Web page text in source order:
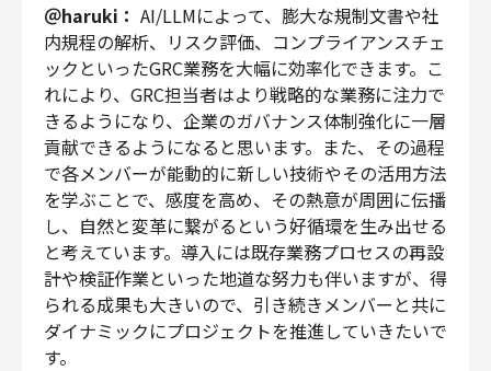
＠haruki： AI/LLMによって、膨大な規制文書や社
内規程の解析、リスク評価、コンプライアンスチェ
ックといったGRC業務を大幅に効率化できます。こ
れにより、GRC担当者はより戦略的な業務に注力で
きるようになり、企業のガバナンス体制強化に一層
貢献できるようになると思います。また、その過程
で各メンバーが能動的に新しい技術やその活用方法
を学ぶことで、感度を高め、その熱意が周囲に伝播
し、自然と変革に繋がるという好循環を生み出せる
と考えています。導入には既存業務プロセスの再設
計や検証作業といった地道な努力も伴いますが、得
られる成果も大きいので、引き続きメンバーと共に
ダイナミックにプロジェクトを推進していきたいで
す。